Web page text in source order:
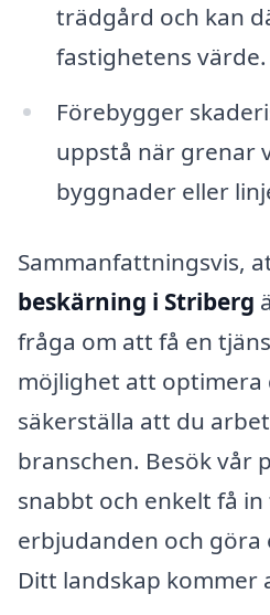
trädgård och kan
fastighetens värde.
Förebygger
uppstå när grenar
byggnader eller
Sammanfattningsvis,
beskärning i Striberg
fråga om att få en
möjlighet att optimera
säkerställa att du
branschen. Besök vår
snabbt och enkelt få
erbjudanden och
Ditt landskap kommer